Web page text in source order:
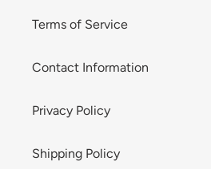
Terms of Service
Contact Information
Privacy Policy
Shipping Policy